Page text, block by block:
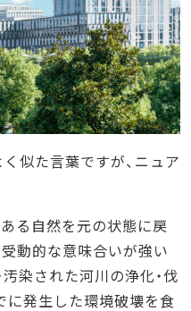
く似た言葉ですが、ニュア
る自然を元の状態に戻
動的な意味合いが強い
染された河川の浄化・伐
に発生した環境破壊を食